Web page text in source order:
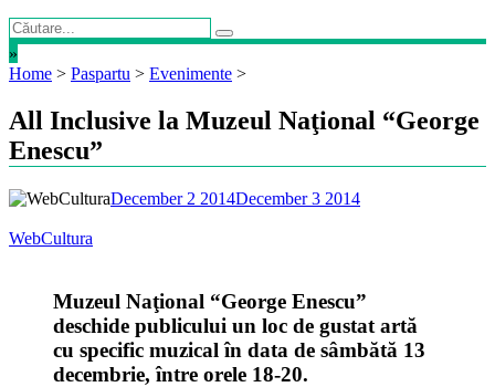
»
Home > Paspartu > Evenimente >
All Inclusive la Muzeul Naţional “George
Enescu”
December 2 2014December 3 2014
WebCultura
Muzeul Naţional “George Enescu”
deschide publicului un loc de gustat artă
cu specific muzical în data de sâmbătă 13
decembrie, între orele 18-20.